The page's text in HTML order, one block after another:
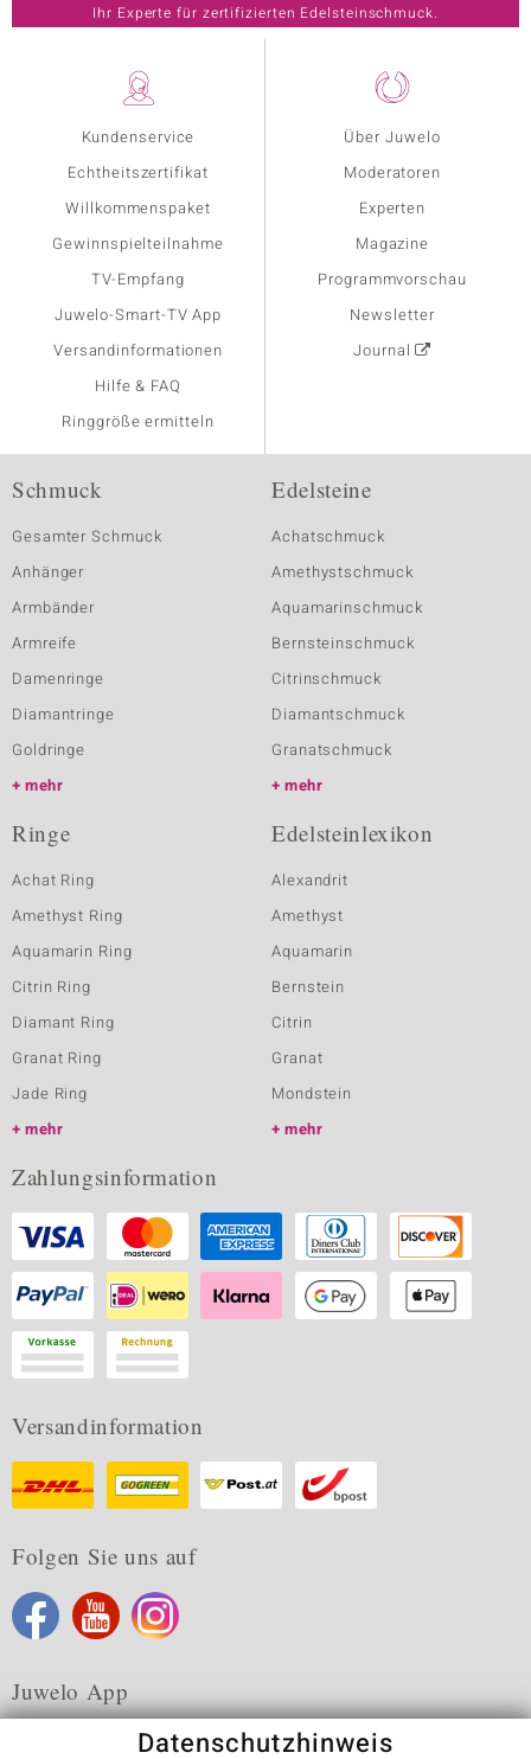
Kundenservice
Echtheitszertifikat
Willkommenspaket
Gewinnspielteilnahme
TV-Empfang
Juwelo-Smart-TV App
Versandinformationen
Hilfe & FAQ
Ringgröße ermitteln
Über Juwelo
Moderatoren
Experten
Magazine
Programmvorschau
Newsletter
Journal
Ihr Experte für zertifizierten Edelsteinschmuck.
Schmuck
Gesamter Schmuck
Anhänger
Armbänder
Armreife
Damenringe
Diamantringe
Goldringe
mehr
Edelsteine
Achatschmuck
Amethystschmuck
Aquamarinschmuck
Bernsteinschmuck
Citrinschmuck
Diamantschmuck
Granatschmuck
mehr
Ringe
Achat Ring
Amethyst Ring
Aquamarin Ring
Citrin Ring
Diamant Ring
Granat Ring
Jade Ring
mehr
Edelsteinlexikon
Alexandrit
Amethyst
Aquamarin
Bernstein
Citrin
Granat
Mondstein
mehr
Zahlungsinformation
Versandinformation
Folgen Sie uns auf
Juwelo App
Datenschutzhinweis